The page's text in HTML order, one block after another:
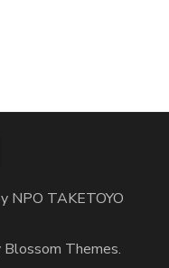
NPO TAKETOYO
Blossom Themes.